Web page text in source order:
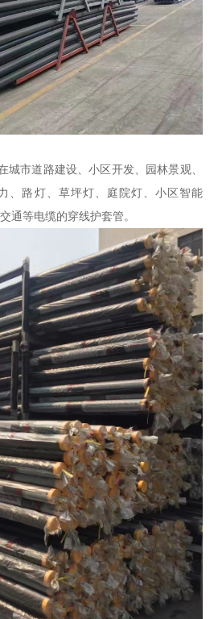
城市道路建设、小区开发、园林景观、
、路灯、草坪灯、庭院灯、小区智能
通等电缆的穿线护套管。